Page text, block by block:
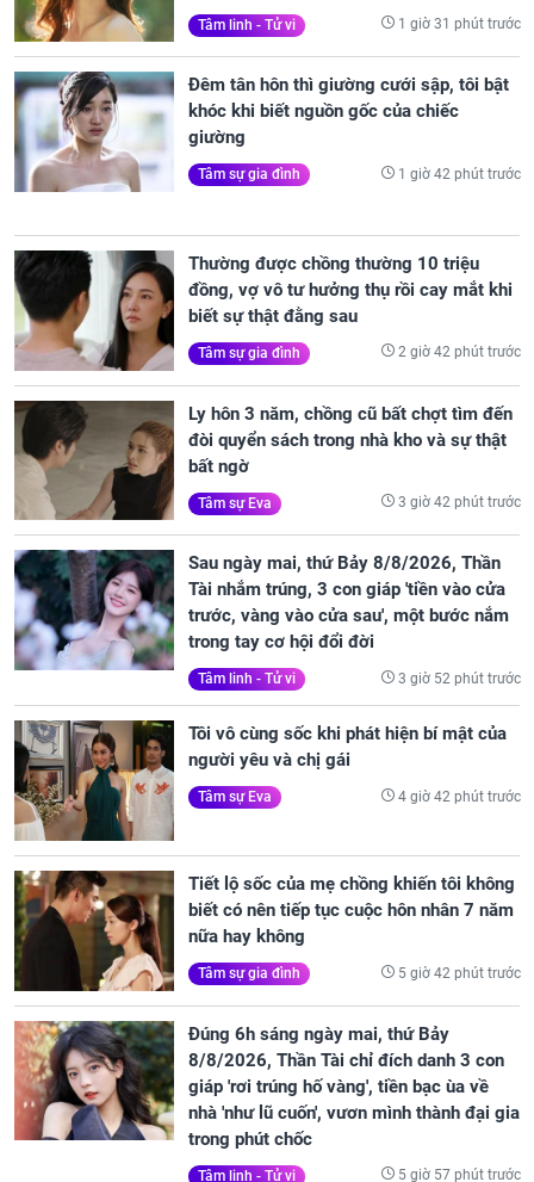
Tâm linh - Tử vi 1 giờ 31 phút trước
Đêm tân hôn thì giường cưới sập, tôi bật
khóc khi biết nguồn gốc của chiếc
giường
Tâm sự gia đình 1 giờ 42 phút trước
Thường được chồng thường 10 triệu
đồng, vợ vô tư hưởng thụ rồi cay mắt khi
biết sự thật đằng sau
Tâm sự gia đình 2 giờ 42 phút trước
Ly hôn 3 năm, chồng cũ bất chợt tìm đến
đòi quyển sách trong nhà kho và sự thật
bất ngờ
Tâm sự Eva 3 giờ 42 phút trước
Sau ngày mai, thứ Bảy 8/8/2026, Thần
Tài nhắm trúng, 3 con giáp 'tiền vào cửa
trước, vàng vào cửa sau', một bước nắm
trong tay cơ hội đổi đời
Tâm linh - Tử vi 3 giờ 52 phút trước
Tôi vô cùng sốc khi phát hiện bí mật của
người yêu và chị gái
Tâm sự Eva 4 giờ 42 phút trước
Tiết lộ sốc của mẹ chồng khiến tôi không
biết có nên tiếp tục cuộc hôn nhân 7 năm
nữa hay không
Tâm sự gia đình 5 giờ 42 phút trước
Đúng 6h sáng ngày mai, thứ Bảy
8/8/2026, Thần Tài chỉ đích danh 3 con
giáp 'rơi trúng hố vàng', tiền bạc ùa về
nhà 'như lũ cuốn', vươn mình thành đại gia
trong phút chốc
Tâm linh - Tử vi 5 giờ 57 phút trước